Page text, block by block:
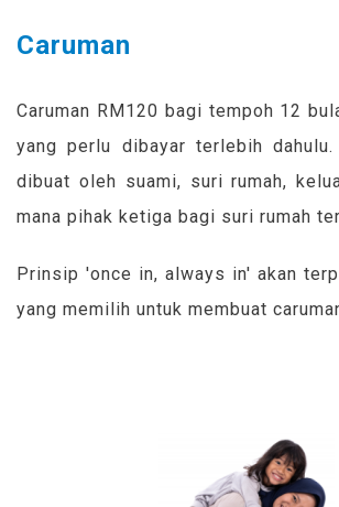
Caruman
Caruman RM120 bagi tempoh 12
yang perlu dibayar terlebih dahulu.
dibuat oleh suami, suri rumah,
mana pihak ketiga bagi suri rumah
Prinsip 'once in, always in' akan
yang memilih untuk membuat